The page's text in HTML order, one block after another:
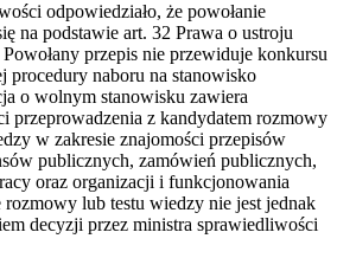
odpowiedziało, że powołanie
na podstawie art. 32 Prawa o ustroju
przepis nie przewiduje konkursu
procedury naboru na stanowisko
o wolnym stanowisku zawiera
przeprowadzenia z kandydatem rozmowy
w zakresie znajomości przepisów
publicznych, zamówień publicznych,
oraz organizacji i funkcjonowania
rozmowy lub testu wiedzy nie jest jednak
decyzji przez ministra sprawiedliwości